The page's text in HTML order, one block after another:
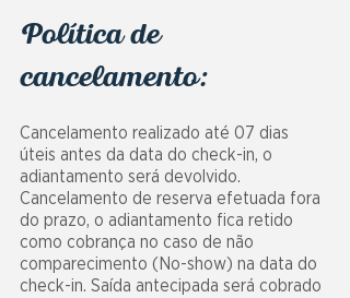
Política de
cancelamento:
Cancelamento realizado até 07 dias
úteis antes da data do check-in, o
adiantamento será devolvido.
Cancelamento de reserva efetuada fora
do prazo, o adiantamento fica retido
como cobrança no caso de não
comparecimento (No-show) na data do
check-in. Saída antecipada será cobrado